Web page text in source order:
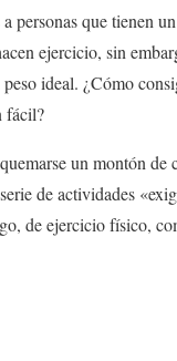
personas que tienen
ejercicio, sin
ideal. ¿Cómo
fácil?
un montón de
de actividades
de ejercicio físico,